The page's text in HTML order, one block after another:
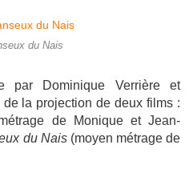
du Nais
par Dominique Verrière et
la projection de deux films :
de Monique et Jean-
du Nais(moyen métrage de